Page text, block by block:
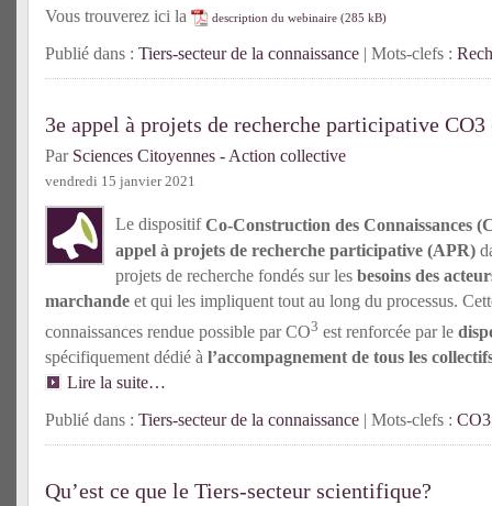
Vous trouverez ici la description du webinaire
Publié dans : Tiers-secteur de la connaissance | Mots-clefs :
3e appel à projets de recherche participative
Par Sciences Citoyennes - Action collective
vendredi 15 janvier 2021
Le dispositifCo-Construction des Connaissances
appel à projets de recherche participative (APR)
projets de recherche fondés sur les besoins des
marchande et qui les impliquent tout au long du processus.
connaissances rendue possible par CO3 est renforcée par le
spécifiquement dédié à l’accompagnement de tous les
Lire la suite…
Publié dans : Tiers-secteur de la connaissance | Mots-clefs : CO3
Qu’est ce que le Tiers-secteur scientifique?